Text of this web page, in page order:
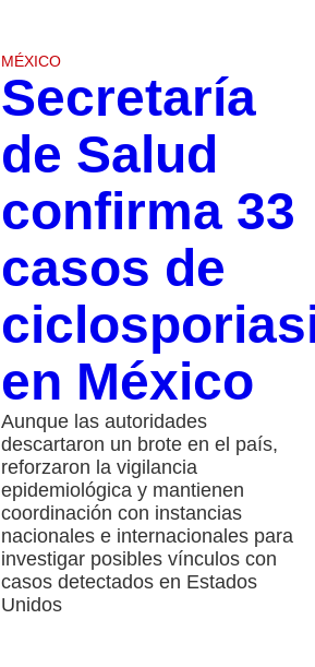
MÉXICO
Secretaría
de Salud
confirma 33
casos de
en México
Aunque las autoridades
descartaron un brote en el país,
reforzaron la vigilancia
epidemiológica y mantienen
coordinación con instancias
nacionales e internacionales para
investigar posibles vínculos con
casos detectados en Estados
Unidos